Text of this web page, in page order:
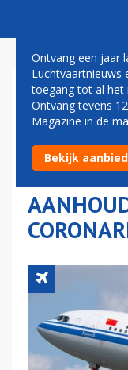
CHINESE
CIJFERS
Ontvang een jaar
Luchtvaartnieuws
toegang tot al het
Ontvang tevens
Magazine in de
Bekijk